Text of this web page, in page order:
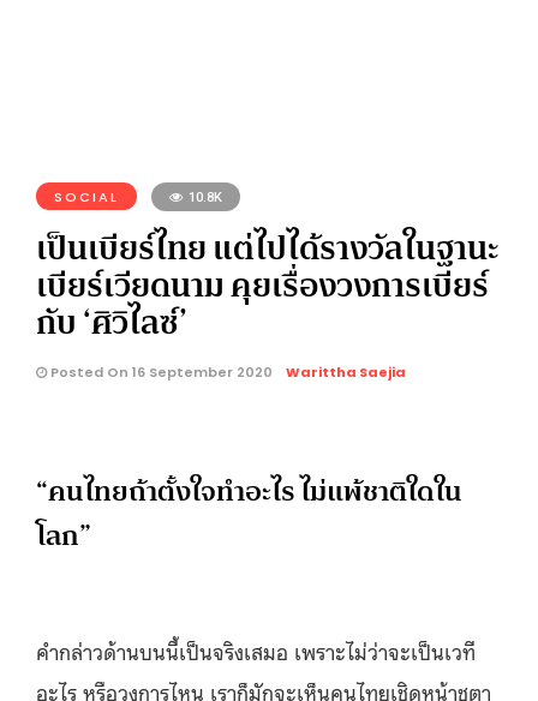
SOCIAL 10.8K
เป็นเบียร์ไทย แต่ไปได้รางวัลในฐานะ
เบียร์เวียดนาม คุยเรื่องวงการเบียร์
กับ ‘ศิวิไลซ์’
Posted On 16 September 2020 Warittha Saejia
“คนไทยถ้าตั้งใจทำอะไร ไม่แพ้ชาติใดใน
โลก”
คำกล่าวด้านบนนี้เป็นจริงเสมอ เพราะไม่ว่าจะเป็นเวที
อะไร หรือวงการไหน เราก็มักจะเห็นคนไทยเชิดหน้าชูตา